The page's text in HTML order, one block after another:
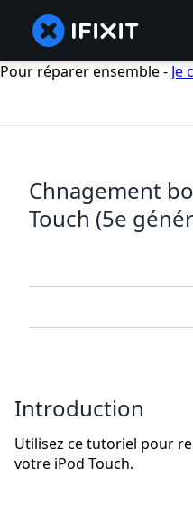
Pour réparer ensemble - Je
Chnagement
Touch (5e
Introduction
Utilisez ce tutoriel pour
votre iPod Touch.